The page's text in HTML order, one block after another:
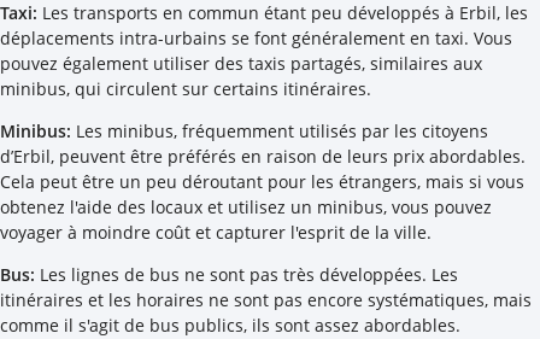
Taxi: Les transports en commun étant peu développés à Erbil, les
déplacements intra-urbains se font généralement en taxi. Vous
pouvez également utiliser des taxis partagés, similaires aux
minibus, qui circulent sur certains itinéraires.
Minibus: Les minibus, fréquemment utilisés par les citoyens
d’Erbil, peuvent être préférés en raison de leurs prix abordables.
Cela peut être un peu déroutant pour les étrangers, mais si vous
obtenez l'aide des locaux et utilisez un minibus, vous pouvez
voyager à moindre coût et capturer l'esprit de la ville.
Bus: Les lignes de bus ne sont pas très développées. Les
itinéraires et les horaires ne sont pas encore systématiques, mais
comme il s'agit de bus publics, ils sont assez abordables.